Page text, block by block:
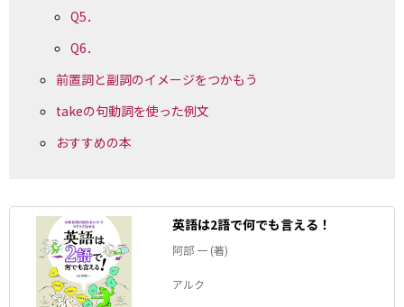
Q5．
Q6．
前置詞と副詞のイメージをつかもう
takeの句動詞を使った例文
おすすめの本
英語は2語で何でも言える！
阿部 一 (著)
アルク